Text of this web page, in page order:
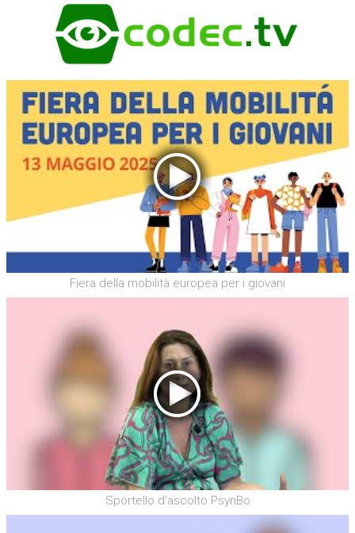
Fiera della mobilità europea per i giovani
Sportello d'ascolto PsynBo